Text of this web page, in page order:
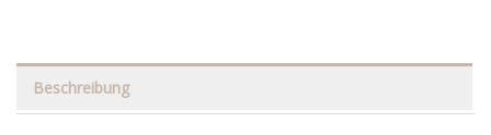
Beschreibung